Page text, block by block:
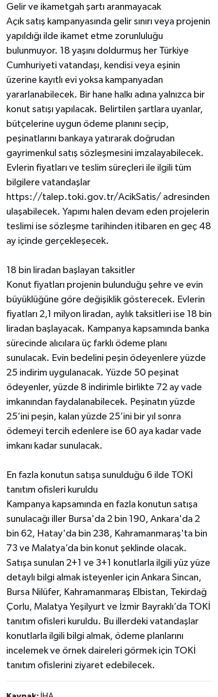
Gelir ve ikametgah şartı aranmayacak
Açık satış kampanyasında gelir sınırı veya projenin
yapıldığı ilde ikamet etme zorunluluğu
bulunmuyor. 18 yaşını doldurmuş her Türkiye
Cumhuriyeti vatandaşı, kendisi veya eşinin
üzerine kayıtlı evi yoksa kampanyadan
yararlanabilecek. Bir hane halkı adına yalnızca bir
konut satışı yapılacak. Belirtilen şartlara uyanlar,
bütçelerine uygun ödeme planını seçip,
peşinatlarını bankaya yatırarak doğrudan
gayrimenkul satış sözleşmesini imzalayabilecek.
Evlerin fiyatları ve teslim süreçleri ile ilgili tüm
bilgilere vatandaşlar
https://talep.toki.gov.tr/AcikSatis/ adresinden
ulaşabilecek. Yapımı halen devam eden projelerin
teslimi ise sözleşme tarihinden itibaren en geç 48
ay içinde gerçekleşecek.
18 bin liradan başlayan taksitler
Konut fiyatları projenin bulunduğu şehre ve evin
büyüklüğüne göre değişiklik gösterecek. Evlerin
fiyatları 2,1 milyon liradan, aylık taksitleri ise 18 bin
liradan başlayacak. Kampanya kapsamında banka
sürecinde alıcılara üç farklı ödeme planı
sunulacak. Evin bedelini peşin ödeyenlere yüzde
25 indirim uygulanacak. Yüzde 50 peşinat
ödeyenler, yüzde 8 indirimle birlikte 72 ay vade
imkanından faydalanabilecek. Peşinatın yüzde
25’ini peşin, kalan yüzde 25’ini bir yıl sonra
ödemeyi tercih edenlere ise 60 aya kadar vade
imkanı kadar sunulacak.
En fazla konutun satışa sunulduğu 6 ilde TOKİ
tanıtım ofisleri kuruldu
Kampanya kapsamında en fazla konutun satışa
sunulacağı iller Bursa'da 2 bin 190, Ankara'da 2
bin 62, Hatay'da bin 238, Kahramanmaraş'ta bin
73 ve Malatya’da bin konut şeklinde olacak.
Satışa sunulan 2+1 ve 3+1 konutlarla ilgili yüz yüze
detaylı bilgi almak isteyenler için Ankara Sincan,
Bursa Nilüfer, Kahramanmaraş Elbistan, Tekirdağ
Çorlu, Malatya Yeşilyurt ve İzmir Bayraklı’da TOKİ
tanıtım ofisleri kuruldu. Bu illerdeki vatandaşlar
konutlarla ilgili bilgi almak, ödeme planlarını
incelemek ve örnek daireleri görmek için TOKİ
tanıtım ofislerini ziyaret edebilecek.